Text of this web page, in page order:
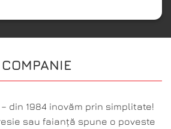
COMPANIE
din 1984 inovăm prin simplitate!
sau faianță spune o poveste